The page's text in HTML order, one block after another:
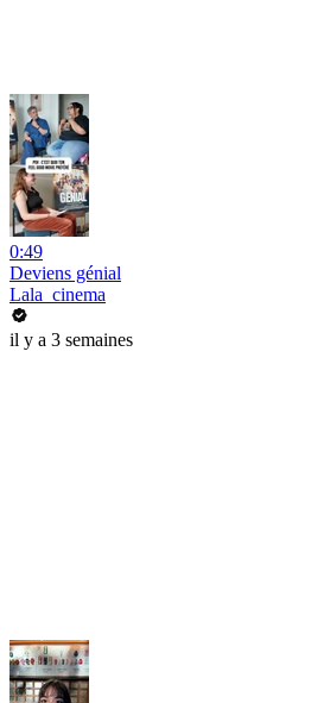
0:49
Deviens génial
Lala_cinema
il y a 3 semaines